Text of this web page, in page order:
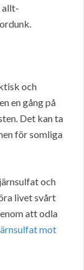
allt-
och
en gång på
Det kan ta
för somliga
och
livet svårt
att odla
mot